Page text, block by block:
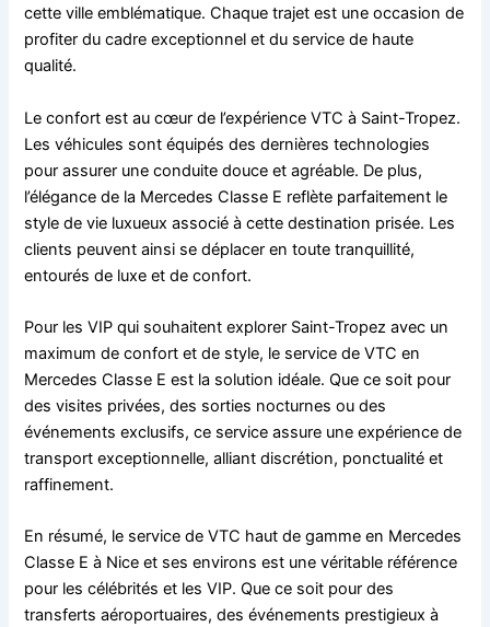
cette ville emblématique. Chaque trajet est une occasion de
profiter du cadre exceptionnel et du service de haute
qualité.
Le confort est au cœur de l’expérience VTC à Saint-Tropez.
Les véhicules sont équipés des dernières technologies
pour assurer une conduite douce et agréable. De plus,
l’élégance de la Mercedes Classe E reflète parfaitement le
style de vie luxueux associé à cette destination prisée. Les
clients peuvent ainsi se déplacer en toute tranquillité,
entourés de luxe et de confort.
Pour les VIP qui souhaitent explorer Saint-Tropez avec un
maximum de confort et de style, le service de VTC en
Mercedes Classe E est la solution idéale. Que ce soit pour
des visites privées, des sorties nocturnes ou des
événements exclusifs, ce service assure une expérience de
transport exceptionnelle, alliant discrétion, ponctualité et
raffinement.
En résumé, le service de VTC haut de gamme en Mercedes
Classe E à Nice et ses environs est une véritable référence
pour les célébrités et les VIP. Que ce soit pour des
transferts aéroportuaires, des événements prestigieux à